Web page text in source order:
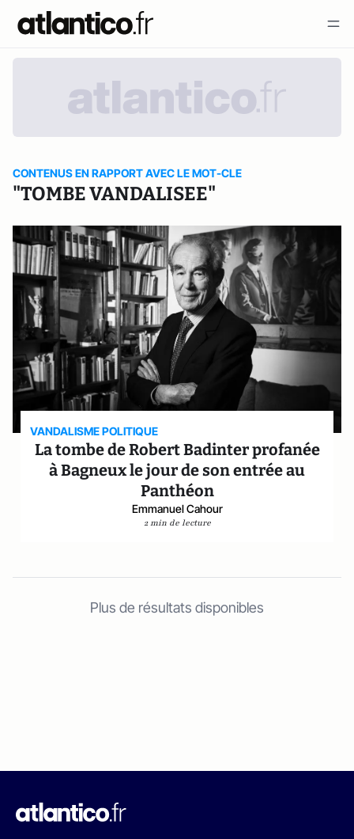
CONTENUS EN RAPPORT AVEC LE MOT-CLE
"TOMBE VANDALISEE"
VANDALISME POLITIQUE
La tombe de Robert Badinter profanée
à Bagneux le jour de son entrée au
Panthéon
Emmanuel Cahour
2 min de lecture
Plus de résultats disponibles